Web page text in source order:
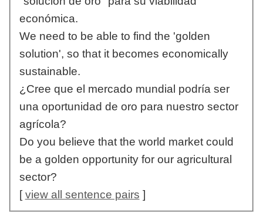
económica.
We need to be able to find the 'golden
solution', so that it becomes economically
sustainable.
¿Cree que el mercado mundial podría ser
una oportunidad de oro para nuestro sector
agrícola?
Do you believe that the world market could
be a golden opportunity for our agricultural
sector?
[view all sentence pairs ]